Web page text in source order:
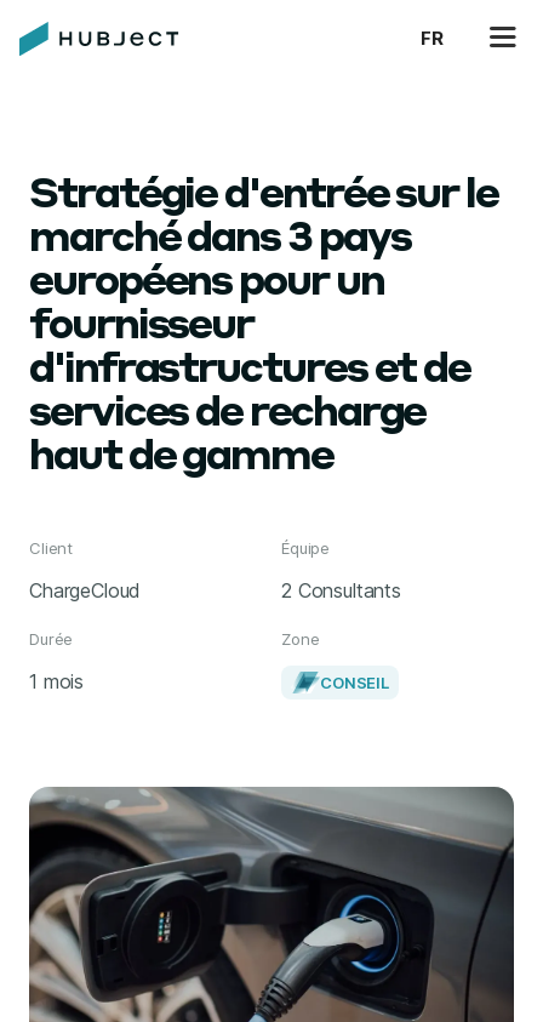
FR
Stratégie d'entrée sur le
marché dans 3 pays
européens pour un
fournisseur
d'infrastructures et de
services de recharge
haut de gamme
Client
ChargeCloud
Équipe
2 Consultants
Durée
1 mois
Zone
CONSEIL